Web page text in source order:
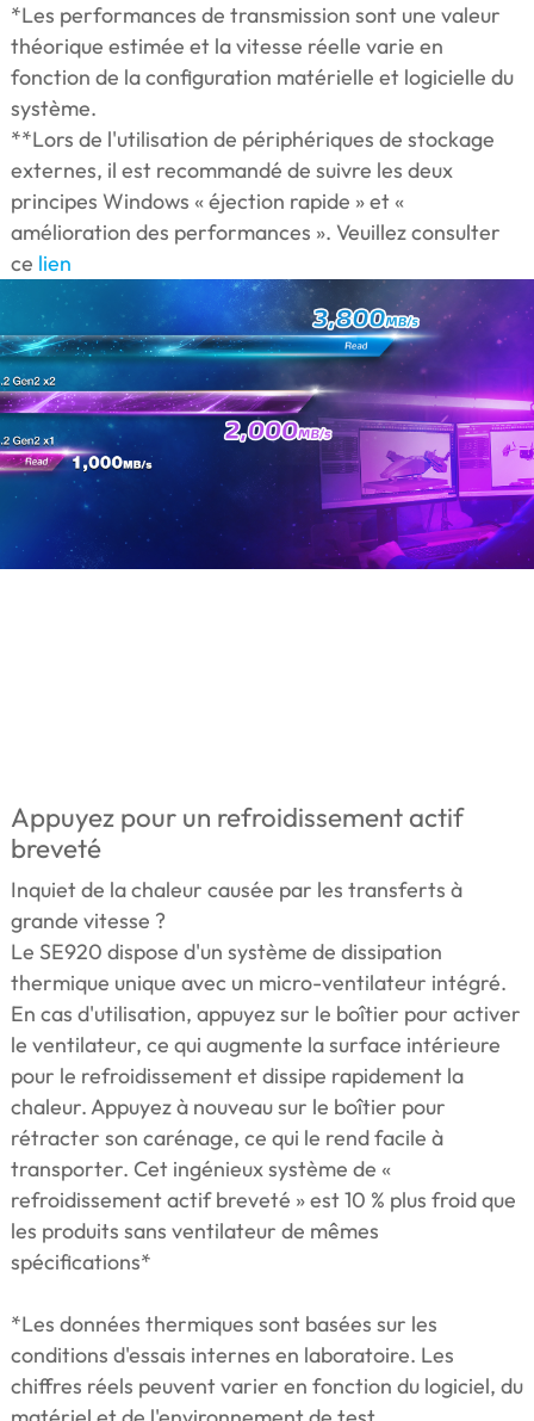
*Les performances de transmission sont une valeur
théorique estimée et la vitesse réelle varie en
fonction de la configuration matérielle et logicielle du
système.
**Lors de l'utilisation de périphériques de stockage
externes, il est recommandé de suivre les deux
principes Windows « éjection rapide » et «
amélioration des performances ». Veuillez consulter
ce lien
Appuyez pour un refroidissement actif
breveté
Inquiet de la chaleur causée par les transferts à
grande vitesse ?
Le SE920 dispose d'un système de dissipation
thermique unique avec un micro-ventilateur intégré.
En cas d'utilisation, appuyez sur le boîtier pour activer
le ventilateur, ce qui augmente la surface intérieure
pour le refroidissement et dissipe rapidement la
chaleur. Appuyez à nouveau sur le boîtier pour
rétracter son carénage, ce qui le rend facile à
transporter. Cet ingénieux système de «
refroidissement actif breveté » est 10 % plus froid que
les produits sans ventilateur de mêmes
spécifications*
*Les données thermiques sont basées sur les
conditions d'essais internes en laboratoire. Les
chiffres réels peuvent varier en fonction du logiciel, du